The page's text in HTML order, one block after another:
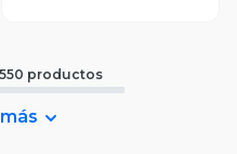
550 productos